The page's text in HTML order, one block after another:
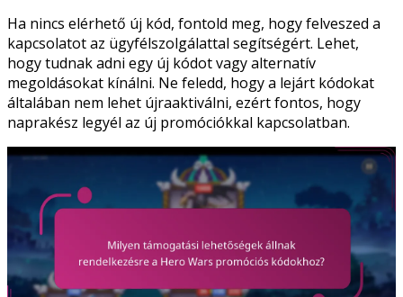
Ha nincs elérhető új kód, fontold meg, hogy felveszed a
kapcsolatot az ügyfélszolgálattal segítségért. Lehet,
hogy tudnak adni egy új kódot vagy alternatív
megoldásokat kínálni. Ne feledd, hogy a lejárt kódokat
általában nem lehet újraaktiválni, ezért fontos, hogy
naprakész legyél az új promóciókkal kapcsolatban.